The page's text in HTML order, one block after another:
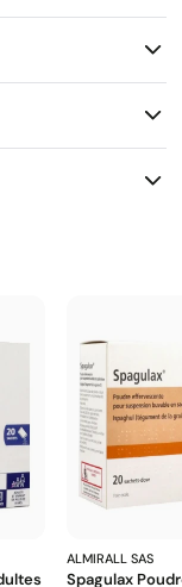
ALMIRALL SAS
Spagulax